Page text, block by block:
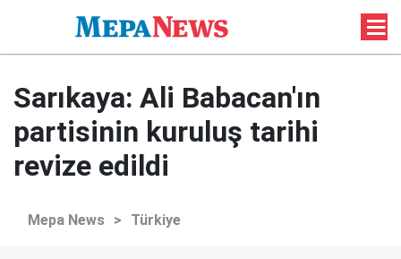
Sarıkaya: Ali Babacan'ın
partisinin kuruluş tarihi
revize edildi
Mepa News > Türkiye